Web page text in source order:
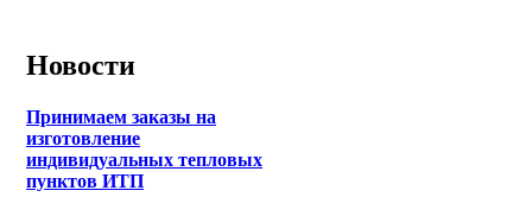
Новости
Принимаем заказы на
изготовление
индивидуальных тепловых
пунктов ИТП